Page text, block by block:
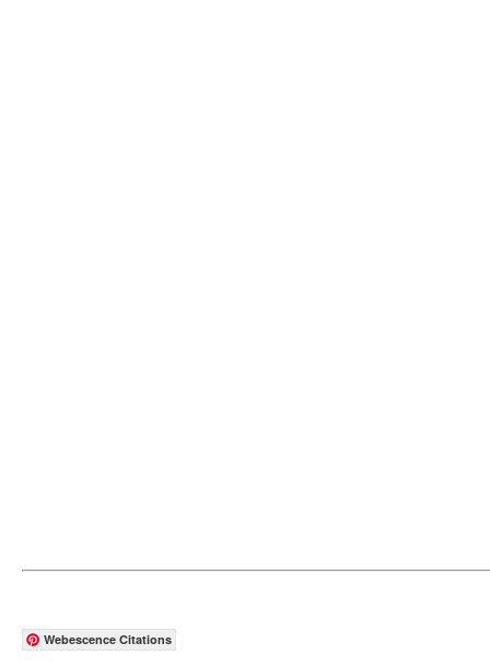
Webescence Citations